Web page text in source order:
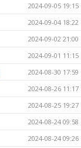
2024-09-05 19:15
2024-09-04 18:22
2024-09-02 21:00
2024-09-01 11:15
2024-08-30 17:59
2024-08-26 11:17
2024-08-25 19:27
2024-08-24 09:58
2024-08-24 09:26